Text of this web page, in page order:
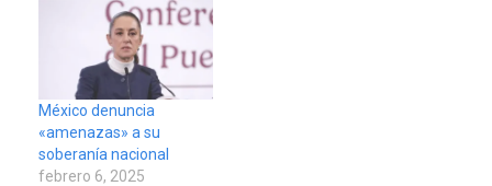
México denuncia
«amenazas» a su
soberanía nacional
febrero 6, 2025